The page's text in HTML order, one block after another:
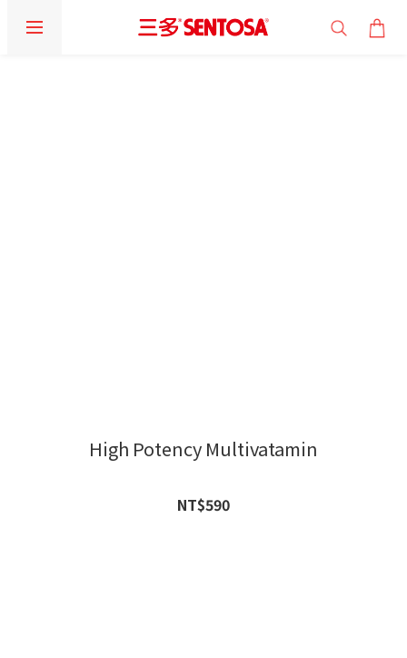
High Potency Multivatamin
NT$590